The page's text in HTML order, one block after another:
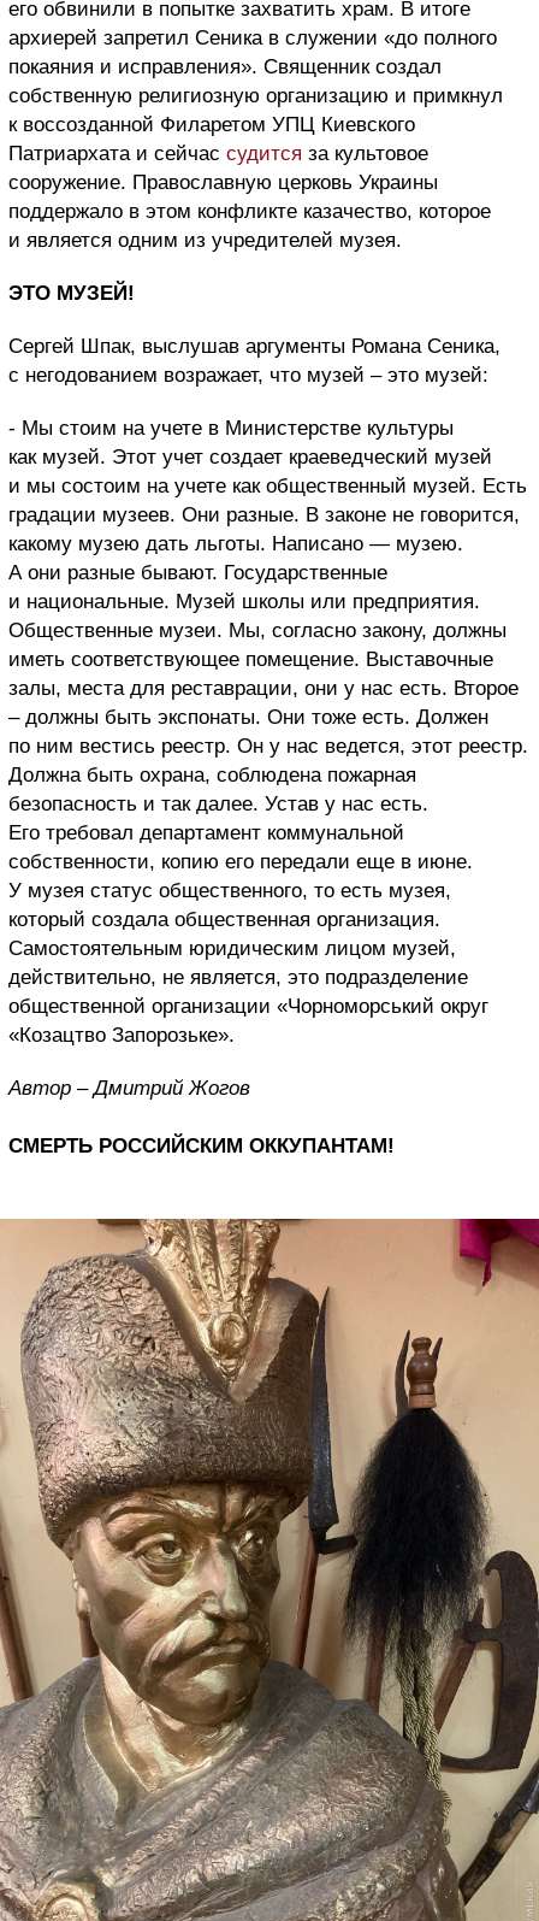
его обвинили в попытке захватить храм. В итоге
архиерей запретил Сеника в служении «до полного
покаяния и исправления». Священник создал
собственную религиозную организацию и примкнул
к воссозданной Филаретом УПЦ Киевского
Патриархата и сейчас судится за культовое
сооружение. Православную церковь Украины
поддержало в этом конфликте казачество, которое
и является одним из учредителей музея.
ЭТО МУЗЕЙ!
Сергей Шпак, выслушав аргументы Романа Сеника,
с негодованием возражает, что музей – это музей:
- Мы стоим на учете в Министерстве культуры
как музей. Этот учет создает краеведческий музей
и мы состоим на учете как общественный музей. Есть
градации музеев. Они разные. В законе не говорится,
какому музею дать льготы. Написано — музею.
А они разные бывают. Государственные
и национальные. Музей школы или предприятия.
Общественные музеи. Мы, согласно закону, должны
иметь соответствующее помещение. Выставочные
залы, места для реставрации, они у нас есть. Второе
– должны быть экспонаты. Они тоже есть. Должен
по ним вестись реестр. Он у нас ведется, этот реестр.
Должна быть охрана, соблюдена пожарная
безопасность и так далее. Устав у нас есть.
Его требовал департамент коммунальной
собственности, копию его передали еще в июне.
У музея статус общественного, то есть музея,
который создала общественная организация.
Самостоятельным юридическим лицом музей,
действительно, не является, это подразделение
общественной организации «Чорноморський округ
«Козацтво Запорозьке».
Автор – Дмитрий Жогов
СМЕРТЬ РОССИЙСКИМ ОККУПАНТАМ!